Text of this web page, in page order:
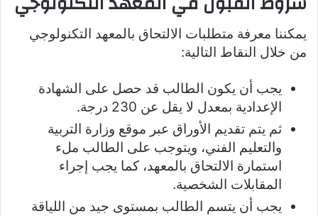
يمكننا معرفة متطلبات الالتحاق بالمعهد التكنولوجي
من خلال النقاط التالية:
يجب أن يكون الطالب قد حصل على الشهادة
الإعدادية بمعدل لا يقل عن 230 درجة.
ثم يتم تقديم الأوراق عبر موقع وزارة التربية
والتعليم الفني، ويتوجب على الطالب ملء
استمارة الالتحاق بالمعهد، كما يجب إجراء
المقابلات الشخصية.
يجب أن يتسم الطالب بمستوى جيد من اللياقة